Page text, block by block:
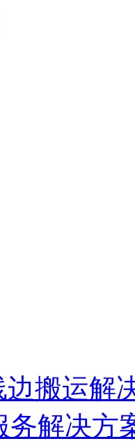
搬运解
务解决方